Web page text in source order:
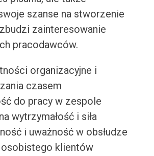
szanse na stworzenie
zainteresowanie
pracodawców.
organizacyjne i
czasem
do pracy w zespole
wytrzymałość i siła
i uważność w obsłudze
osobistego klientów